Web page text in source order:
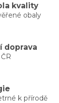
kvality
obaly
doprava
k přírodě